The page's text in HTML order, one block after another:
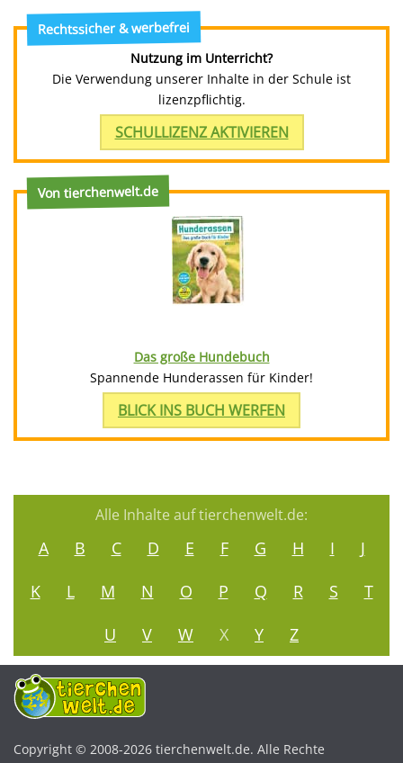
Rechtssicher & werbefrei
Nutzung im Unterricht?
Die Verwendung unserer Inhalte in der Schule ist
lizenzpflichtig.
SCHULLIZENZ AKTIVIEREN
Von tierchenwelt.de
Das große Hundebuch
Spannende Hunderassen für Kinder!
BLICK INS BUCH WERFEN
Alle Inhalte auf tierchenwelt.de:
A B C D E F G H I
J
K
L M N O P Q R S
T
U
V W X Y Z
Copyright © 2008-2026 tierchenwelt.de. Alle Rechte